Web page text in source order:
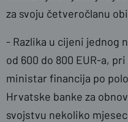
za svoju četveročlanu
- Razlika u cijeni jednog
od 600 do 800 EUR-a,
ministar financija po
Hrvatske banke za
svojstvu nekoliko